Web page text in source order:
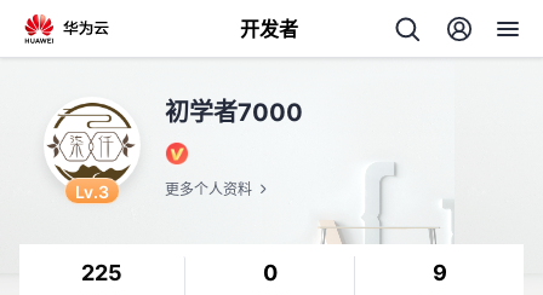
开发者
Lv.3
初学者7000
更多个人资料
225 0 9